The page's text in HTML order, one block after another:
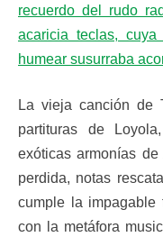
recuerdo del rudo
acaricia teclas,
humear susurraba
La vieja canción de
partituras de
exóticas armonías
perdida, notas
cumple la impagable
con la metáfora